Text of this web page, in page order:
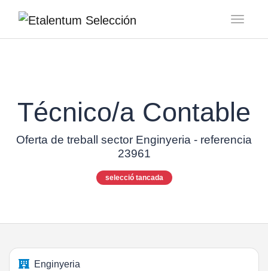
Técnico/a Contable
Oferta de treball sector Enginyeria - referencia
23961
selecció tancada
Enginyeria